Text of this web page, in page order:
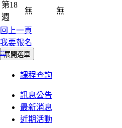
第18
週
無 無
回上一頁
我要報名
:::展開選單
課程查詢
訊息公告
最新消息
近期活動